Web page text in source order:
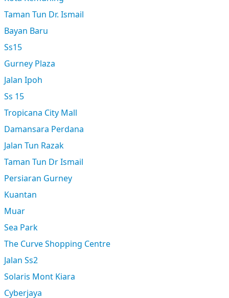
Taman Tun Dr. Ismail
Bayan Baru
Ss15
Gurney Plaza
Jalan Ipoh
Ss 15
Tropicana City Mall
Damansara Perdana
Jalan Tun Razak
Taman Tun Dr Ismail
Persiaran Gurney
Kuantan
Muar
Sea Park
The Curve Shopping Centre
Jalan Ss2
Solaris Mont Kiara
Cyberjaya